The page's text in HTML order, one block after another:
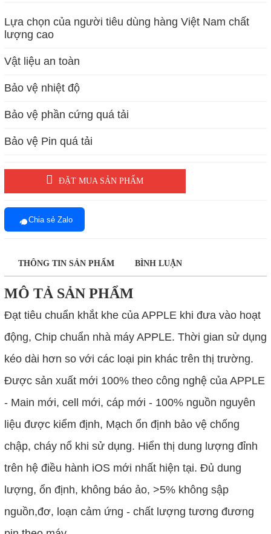
Lựa chọn của người tiêu dùng hàng Việt Nam chất
lượng cao
Vật liệu an toàn
Bảo vệ nhiệt độ
Bảo vệ phần cứng quá tải
Bảo vệ Pin quá tải
ĐẶT MUA SẢN PHẨM
Chia sẻ Zalo
THÔNG TIN SẢN PHẨM BÌNH LUẬN
MÔ TẢ SẢN PHẨM
Đạt tiêu chuẩn khắt khe của APPLE khi đưa vào hoạt
động, Chip chuẩn nhà máy APPLE. Thời gian sử dụng
kéo dài hơn so với các loại pin khác trên thị trường.
Được sản xuất mới 100% theo công nghệ của APPLE
- Main mới, cell mới, cáp mới - 100% nguồn nguyên
liệu được kiểm định, Mạch ổn định bảo vệ chống
chập, cháy nổ khi sử dụng. Hiển thị dung lượng đỉnh
trên hệ điều hành iOS mới nhất hiện tại. Đủ dung
lượng, ổn định, không báo ảo, >5% không sập
nguồn,đơ, loạn cảm ứng - chất lượng tương đương